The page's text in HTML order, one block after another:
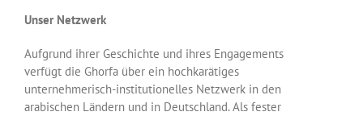
Unser Netzwerk
Aufgrund ihrer Geschichte und ihres Engagements
verfügt die Ghorfa über ein hochkarätiges
unternehmerisch-institutionelles Netzwerk in den
arabischen Ländern und in Deutschland. Als fester